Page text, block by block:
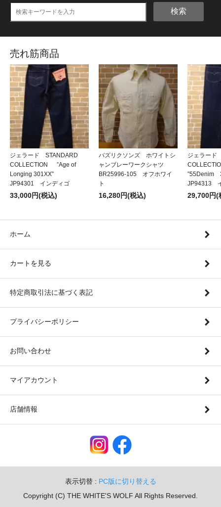
検索
売れ筋商品
ジェラード STANDARD
COLLECTION ”Age of
Longing 301XX”
JP94301 インディゴ
33,000円(税込)
バズリクソンズ ホワイトシ
ャンブレーワークシャツ
BR25996-105 オフホワイ
ト
16,280円(税込)
ジェラード
JP94313
29,700円(
ホーム
カートを見る
特定商取引法に基づく表記
プライバシーポリシー
お問い合わせ
マイアカウント
店舗情報
表示切替 : PC版に切り替える
Copyright (C) THE WHITE'S WOLF All Rights Reserved.